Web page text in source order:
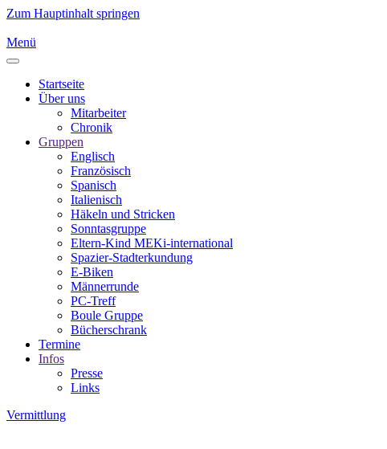
Zum Hauptinhalt springen
Menü
Startseite
Über uns
Mitarbeiter
Chronik
Gruppen
Englisch
Französisch
Spanisch
Italienisch
Häkeln und Stricken
Sonntasgruppe
Eltern-Kind MEKi-international
Spazier-Stadterkundung
E-Biken
Männerrunde
PC-Treff
Boule Gruppe
Bücherschrank
Termine
Infos
Presse
Links
Vermittlung